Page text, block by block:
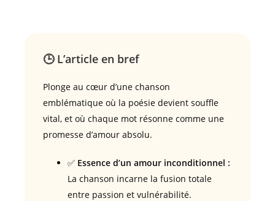
🕒 L’article en bref
Plonge au cœur d’une chanson
emblématique où la poésie devient souffle
vital, et où chaque mot résonne comme une
promesse d’amour absolu.
✅ Essence d’un amour inconditionnel :
La chanson incarne la fusion totale
entre passion et vulnérabilité.